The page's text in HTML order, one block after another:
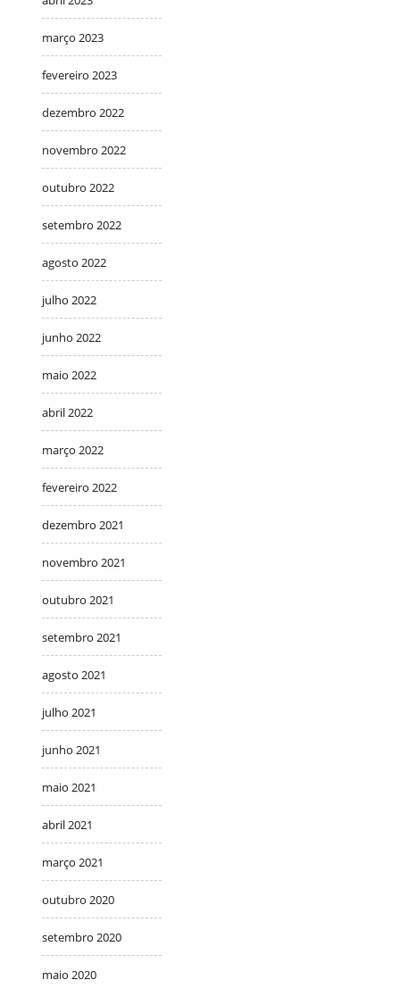
março 2023
fevereiro 2023
dezembro 2022
novembro 2022
outubro 2022
setembro 2022
agosto 2022
julho 2022
junho 2022
maio 2022
abril 2022
março 2022
fevereiro 2022
dezembro 2021
novembro 2021
outubro 2021
setembro 2021
agosto 2021
julho 2021
junho 2021
maio 2021
abril 2021
março 2021
outubro 2020
setembro 2020
maio 2020